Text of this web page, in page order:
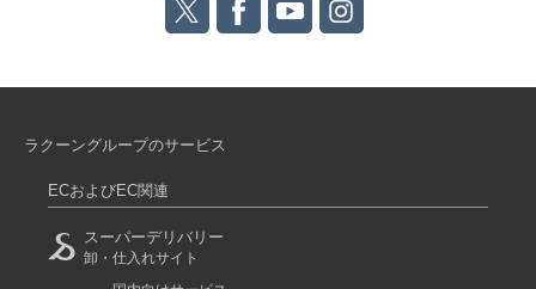
ラクーングループのサービス
ECおよびEC関連
スーパーデリバリー
卸・仕入れサイト